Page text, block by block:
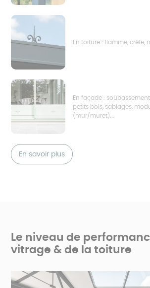
En toiture : flamme, crête,
En façade :
petits bois, sablages,
(mur/muret)...
En savoir plus
Le niveau de
vitrage & de la toiture